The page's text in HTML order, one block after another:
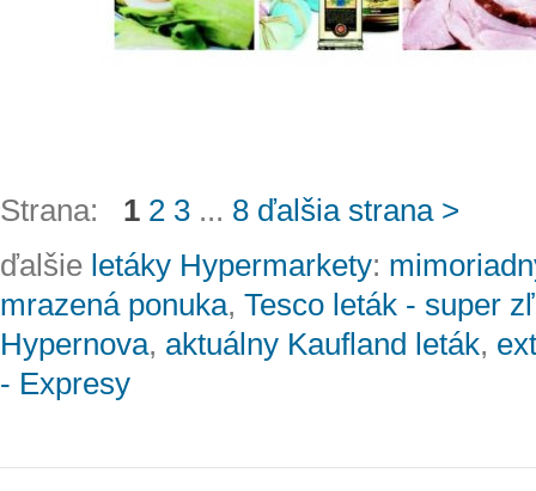
Strana: 1 2 3 ... 8 ďalšia strana >
ďalšie letáky Hypermarkety:
mrazená ponuka, Tesco leták - super
Hypernova, aktuálny Kaufland leták,
- Expresy